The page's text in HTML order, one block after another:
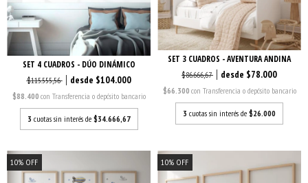
SET 4 CUADROS - DÚO DINÁMICO
$115.555,56 $104.000
$88.400 con Transferencia o depósito bancario
3 cuotas sin interés de $34.666,67
SET 3 CUADROS - AVENTURA ANDINA
$86.666,67 $78.000
$66.300 con Transferencia o depósito bancario
3 cuotas sin interés de $26.000
10% OFF 10% OFF